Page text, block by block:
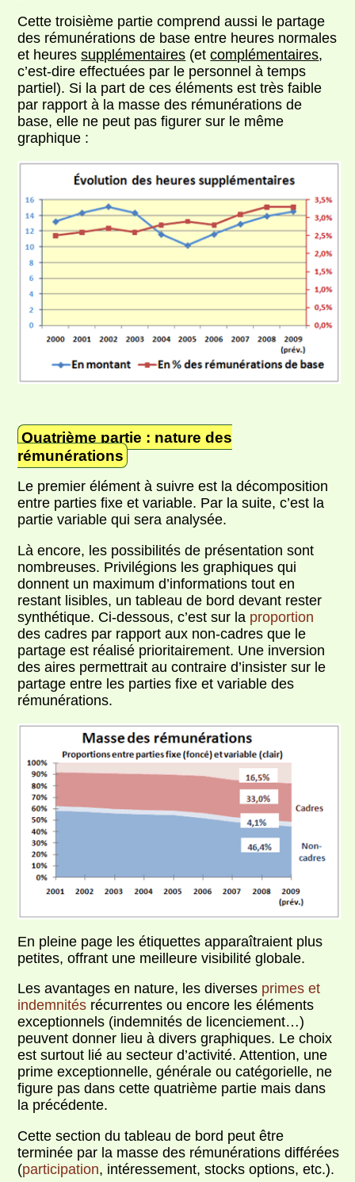
Cette troisième partie comprend aussi le partage
des rémunérations de base entre heures normales
et heuressupplémentaires (etcomplémentaires,
c’est-dire effectuées par le personnel à temps
partiel). Si la part de ces éléments est très faible
par rapport à la masse des rémunérations de
base, elle ne peut pas figurer sur le même
graphique :
Quatrième partie : nature des
rémunérations
Le premier élément à suivre est la décomposition
entre parties fixe et variable. Par la suite, c’est la
partie variable qui sera analysée.
Là encore, les possibilités de présentation sont
nombreuses. Privilégions les graphiques qui
donnent un maximum d’informations tout en
restant lisibles, un tableau de bord devant rester
synthétique. Ci-dessous, c’est sur la proportion
des cadres par rapport aux non-cadres que le
partage est réalisé prioritairement. Une inversion
des aires permettrait au contraire d’insister sur le
partage entre les parties fixe et variable des
rémunérations.
En pleine page les étiquettes apparaîtraient plus
petites, offrant une meilleure visibilité globale.
Les avantages en nature, les diverses primes et
indemnités récurrentes ou encore les éléments
exceptionnels (indemnités de licenciement…)
peuvent donner lieu à divers graphiques. Le choix
est surtout lié au secteur d’activité. Attention, une
prime exceptionnelle, générale ou catégorielle, ne
figure pas dans cette quatrième partie mais dans
la précédente.
Cette section du tableau de bord peut être
terminée par la masse des rémunérations différées
(participation, intéressement, stocks options, etc.).